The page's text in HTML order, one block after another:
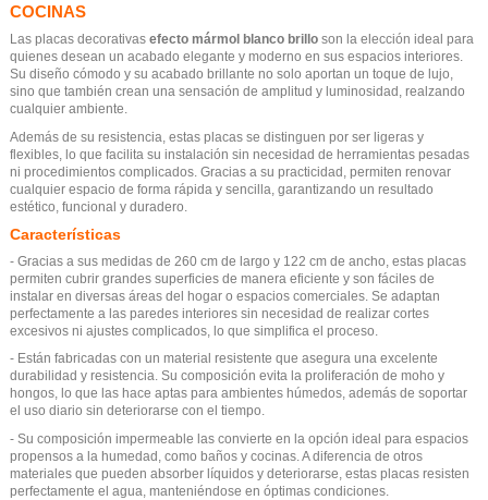
COCINAS
Las placas decorativas efecto mármol blanco brillo son la elección ideal para
quienes desean un acabado elegante y moderno en sus espacios interiores.
Su diseño cómodo y su acabado brillante no solo aportan un toque de lujo,
sino que también crean una sensación de amplitud y luminosidad, realzando
cualquier ambiente.
Además de su resistencia, estas placas se distinguen por ser ligeras y
flexibles, lo que facilita su instalación sin necesidad de herramientas pesadas
ni procedimientos complicados. Gracias a su practicidad, permiten renovar
cualquier espacio de forma rápida y sencilla, garantizando un resultado
estético, funcional y duradero.
Características
- Gracias a sus medidas de 260 cm de largo y 122 cm de ancho, estas placas
permiten cubrir grandes superficies de manera eficiente y son fáciles de
instalar en diversas áreas del hogar o espacios comerciales. Se adaptan
perfectamente a las paredes interiores sin necesidad de realizar cortes
excesivos ni ajustes complicados, lo que simplifica el proceso.
- Están fabricadas con un material resistente que asegura una excelente
durabilidad y resistencia. Su composición evita la proliferación de moho y
hongos, lo que las hace aptas para ambientes húmedos, además de soportar
el uso diario sin deteriorarse con el tiempo.
- Su composición impermeable las convierte en la opción ideal para espacios
propensos a la humedad, como baños y cocinas. A diferencia de otros
materiales que pueden absorber líquidos y deteriorarse, estas placas resisten
perfectamente el agua, manteniéndose en óptimas condiciones.